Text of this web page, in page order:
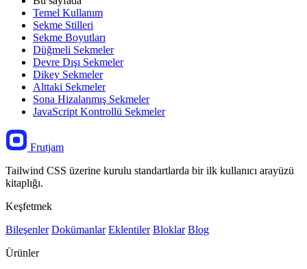
Temel Kullanım
Sekme Stilleri
Sekme Boyutları
Düğmeli Sekmeler
Devre Dışı Sekmeler
Dikey Sekmeler
Alttaki Sekmeler
Sona Hizalanmış Sekmeler
JavaScript Kontrollü Sekmeler
Frutjam
Tailwind CSS üzerine kurulu standartlarda bir ilk kullanıcı arayüzü
kitaplığı.
Keşfetmek
Bileşenler Dokümanlar Eklentiler Bloklar Blog
Ürünler